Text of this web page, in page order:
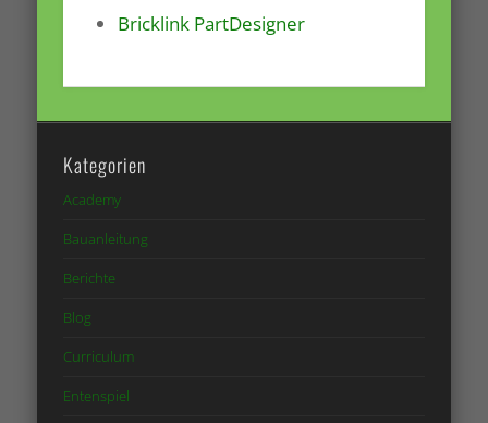
Bricklink PartDesigner
Kategorien
Academy
Bauanleitung
Berichte
Blog
Curriculum
Entenspiel